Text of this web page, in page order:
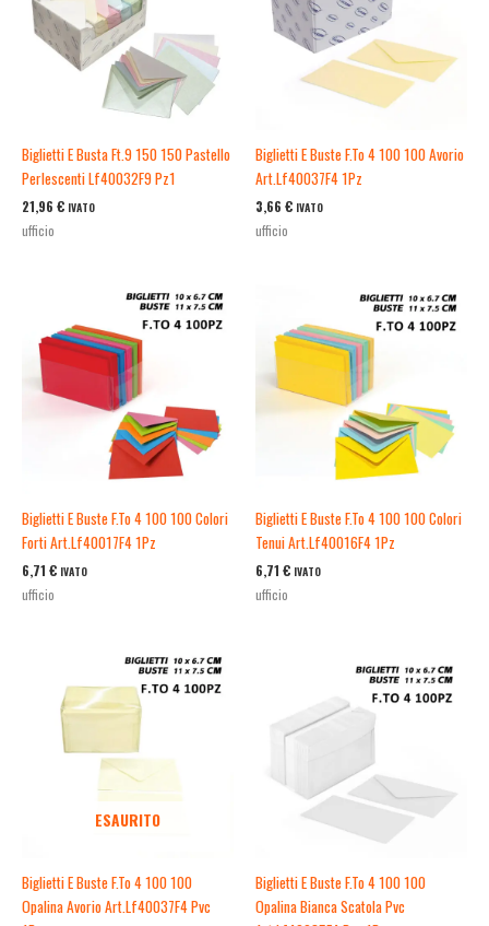
Biglietti E Busta Ft.9 150 150 Pastello
Perlescenti Lf40032F9 Pz1
21,96 € IVATO
ufficio
Biglietti E Buste F.To 4 100 100 Avorio
Art.Lf40037F4 1Pz
3,66 € IVATO
ufficio
Biglietti E Buste F.To 4 100 100 Colori
Forti Art.Lf40017F4 1Pz
6,71 € IVATO
ufficio
Biglietti E Buste F.To 4 100 100 Colori
Tenui Art.Lf40016F4 1Pz
6,71 € IVATO
ufficio
ESAURITO
Biglietti E Buste F.To 4 100 100
Opalina Avorio Art.Lf40037F4 Pvc
Biglietti E Buste F.To 4 100 100
Opalina Bianca Scatola Pvc